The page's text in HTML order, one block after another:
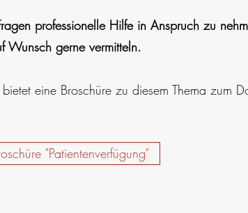
professionelle Hilfe in Anspruch zu
Wunsch gerne vermitteln.
bietet eine Broschüre zu diesem Thema zum
"Patientenverfügung"